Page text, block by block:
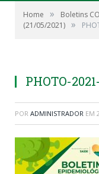
Home » Boletins
(21/05/2021) »
PHOTO-
POR ADMINISTRADOR EM